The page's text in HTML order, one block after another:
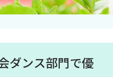
キャンパス紹介
ダンス部門で優